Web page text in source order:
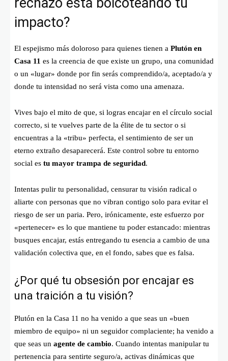
impacto?
El espejismo más doloroso para quienes tienen a Plutón en
Casa 11 es la creencia de que existe un grupo, una comunidad
o un «lugar» donde por fin serás comprendido/a, aceptado/a y
donde tu intensidad no será vista como una amenaza.
Vives bajo el mito de que, si logras encajar en el círculo social
correcto, si te vuelves parte de la élite de tu sector o si
encuentras a la «tribu» perfecta, el sentimiento de ser un
eterno extraño desaparecerá. Este control sobre tu entorno
social es tu mayor trampa de seguridad.
Intentas pulir tu personalidad, censurar tu visión radical o
aliarte con personas que no vibran contigo solo para evitar el
riesgo de ser un paria. Pero, irónicamente, este esfuerzo por
«pertenecer» es lo que mantiene tu poder estancado: mientras
busques encajar, estás entregando tu esencia a cambio de una
validación colectiva que, en el fondo, sabes que es falsa.
¿Por qué tu obsesión por encajar es
una traición a tu visión?
Plutón en la Casa 11 no ha venido a que seas un «buen
miembro de equipo» ni un seguidor complaciente; ha venido a
que seas un agente de cambio. Cuando intentas manipular tu
pertenencia para sentirte seguro/a, activas dinámicas que